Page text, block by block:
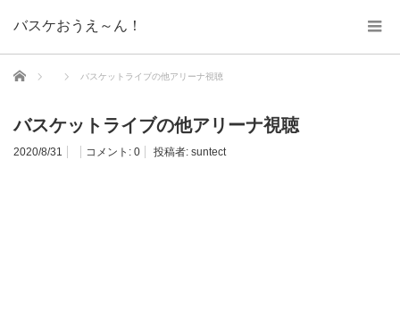
バスケおうえ～ん！
ホーム バスケットライブの他アリーナ視聴
バスケットライブの他アリーナ視聴
2020/8/31 コメント: 0 投稿者: suntect